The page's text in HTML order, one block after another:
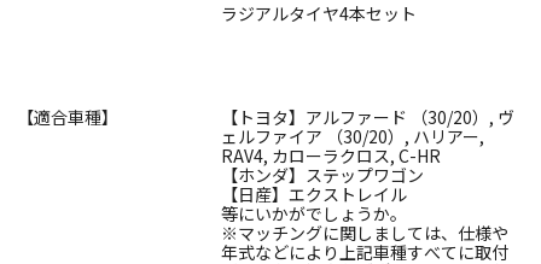
ラジアルタイヤ4本セット
【適合車種】
【トヨタ】アルファード （30/20）, ヴ
ェルファイア （30/20）, ハリアー,
RAV4, カローラクロス, C-HR
【ホンダ】ステップワゴン
【日産】エクストレイル
等にいかがでしょうか。
※マッチングに関しましては、仕様や
年式などにより上記車種すべてに取付